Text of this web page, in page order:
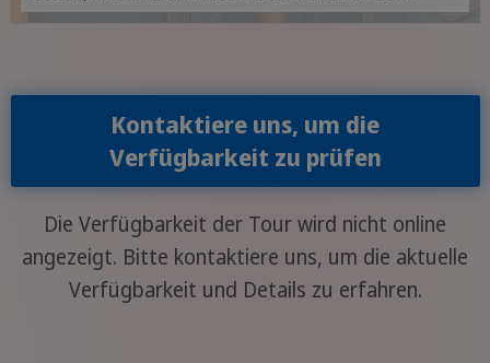
aller Welt verbinden
Kontaktiere uns, um die
Verfügbarkeit zu prüfen
Die Verfügbarkeit der Tour wird nicht online
angezeigt. Bitte kontaktiere uns, um die aktuelle
Verfügbarkeit und Details zu erfahren.